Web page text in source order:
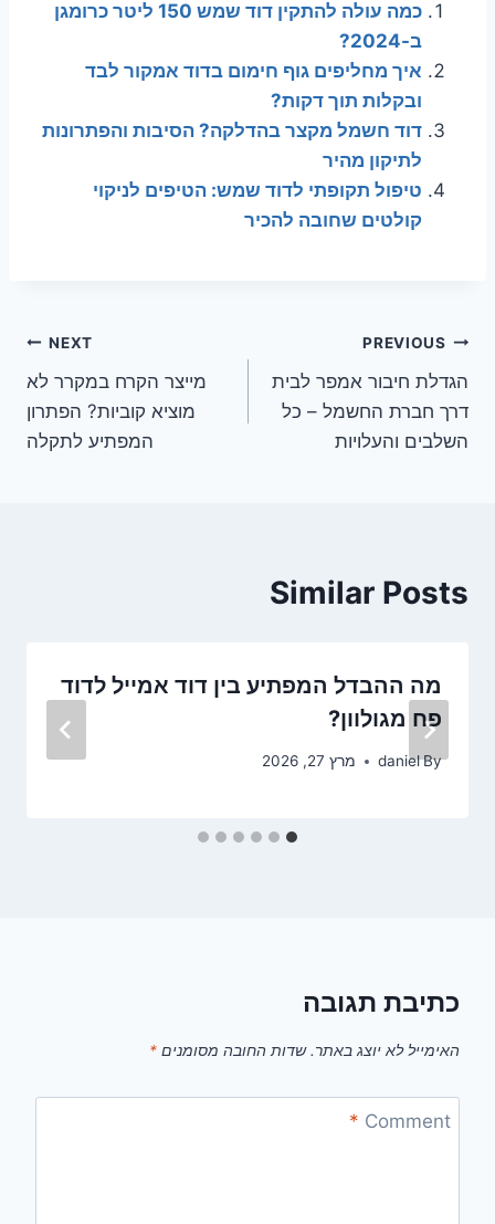
כמה עולה להתקין דוד שמש 150 ליטר כרומגן
ב-2024?
איך מחליפים גוף חימום בדוד אמקור לבד
ובקלות תוך דקות?
דוד חשמל מקצר בהדלקה? הסיבות והפתרונות
לתיקון מהיר
טיפול תקופתי לדוד שמש: הטיפים לניקוי
קולטים שחובה להכיר
ניווט
PREVIOUS
הגדלת חיבור אמפר לבית
דרך חברת החשמל – כל
השלבים והעלויות
NEXT
מייצר הקרח במקרר לא
מוציא קוביות? הפתרון
המפתיע לתקלה
Similar Posts
מה ההבדל המפתיע בין דוד אמייל לדוד
פח מגולוון?
By
daniel מרץ 27, 2026
כתיבת תגובה
האימייל לא יוצג באתר. שדות החובה מסומנים *
Comment
*